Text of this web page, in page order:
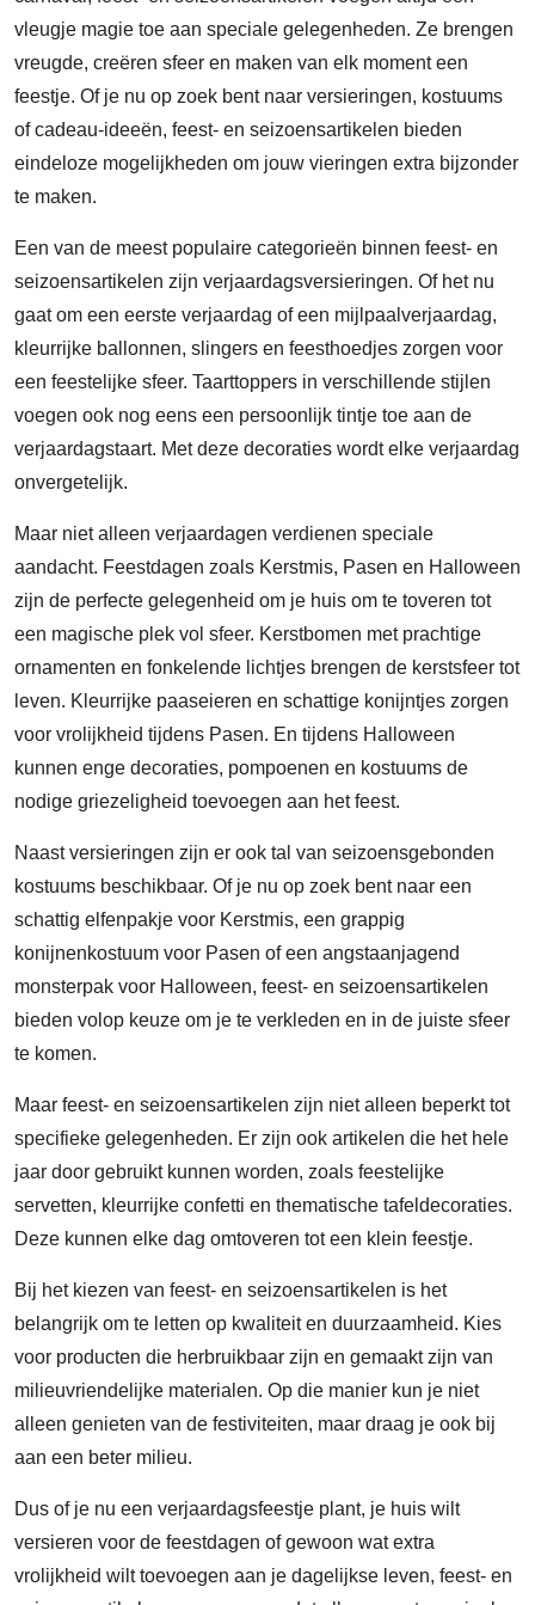
vleugje magie toe aan speciale gelegenheden. Ze brengen
vreugde, creëren sfeer en maken van elk moment een
feestje. Of je nu op zoek bent naar versieringen, kostuums
of cadeau-ideeën, feest- en seizoensartikelen bieden
eindeloze mogelijkheden om jouw vieringen extra bijzonder
te maken.
Een van de meest populaire categorieën binnen feest- en
seizoensartikelen zijn verjaardagsversieringen. Of het nu
gaat om een eerste verjaardag of een mijlpaalverjaardag,
kleurrijke ballonnen, slingers en feesthoedjes zorgen voor
een feestelijke sfeer. Taarttoppers in verschillende stijlen
voegen ook nog eens een persoonlijk tintje toe aan de
verjaardagstaart. Met deze decoraties wordt elke verjaardag
onvergetelijk.
Maar niet alleen verjaardagen verdienen speciale
aandacht. Feestdagen zoals Kerstmis, Pasen en Halloween
zijn de perfecte gelegenheid om je huis om te toveren tot
een magische plek vol sfeer. Kerstbomen met prachtige
ornamenten en fonkelende lichtjes brengen de kerstsfeer tot
leven. Kleurrijke paaseieren en schattige konijntjes zorgen
voor vrolijkheid tijdens Pasen. En tijdens Halloween
kunnen enge decoraties, pompoenen en kostuums de
nodige griezeligheid toevoegen aan het feest.
Naast versieringen zijn er ook tal van seizoensgebonden
kostuums beschikbaar. Of je nu op zoek bent naar een
schattig elfenpakje voor Kerstmis, een grappig
konijnenkostuum voor Pasen of een angstaanjagend
monsterpak voor Halloween, feest- en seizoensartikelen
bieden volop keuze om je te verkleden en in de juiste sfeer
te komen.
Maar feest- en seizoensartikelen zijn niet alleen beperkt tot
specifieke gelegenheden. Er zijn ook artikelen die het hele
jaar door gebruikt kunnen worden, zoals feestelijke
servetten, kleurrijke confetti en thematische tafeldecoraties.
Deze kunnen elke dag omtoveren tot een klein feestje.
Bij het kiezen van feest- en seizoensartikelen is het
belangrijk om te letten op kwaliteit en duurzaamheid. Kies
voor producten die herbruikbaar zijn en gemaakt zijn van
milieuvriendelijke materialen. Op die manier kun je niet
alleen genieten van de festiviteiten, maar draag je ook bij
aan een beter milieu.
Dus of je nu een verjaardagsfeestje plant, je huis wilt
versieren voor de feestdagen of gewoon wat extra
vrolijkheid wilt toevoegen aan je dagelijkse leven, feest- en